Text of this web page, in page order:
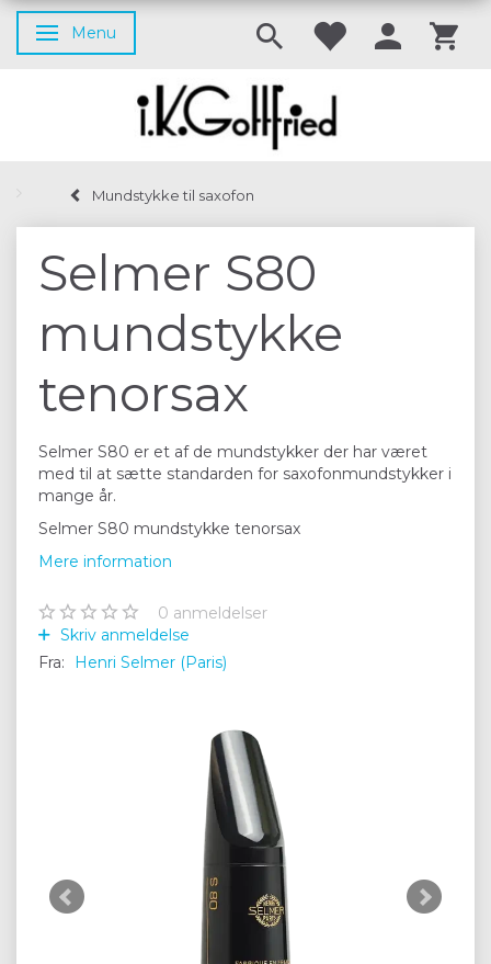
Skifte navigation
Menu
Mundstykke til saxofon
Selmer S80
mundstykke
tenorsax
Selmer S80 er et af de mundstykker der har været
med til at sætte standarden for saxofonmundstykker i
mange år.
Selmer S80 mundstykke tenorsax
Mere information
0 anmeldelser
Skriv anmeldelse
Fra:
Henri Selmer (Paris)